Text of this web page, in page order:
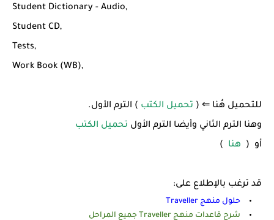
Student Dictionary - Audio,
Student CD,
Tests,
Work Book (WB),
للتحميل هُنا ⇐ ( تحميل الكتب ) الترم الأول.
وهنا الترم الثاني وأيضا الترم الأول تحميل الكتب
أو ( هنا )
قد ترغب بالإطلاع على:
حلول منهج Traveller
شرح قاعدات منهج Traveller جميع المراحل